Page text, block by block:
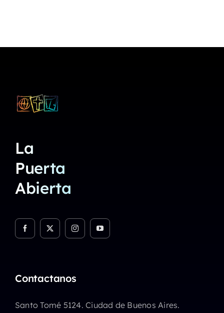
La
Puerta
Abierta
Contactanos
Santo Tomé 5124. Ciudad de Buenos Aires.